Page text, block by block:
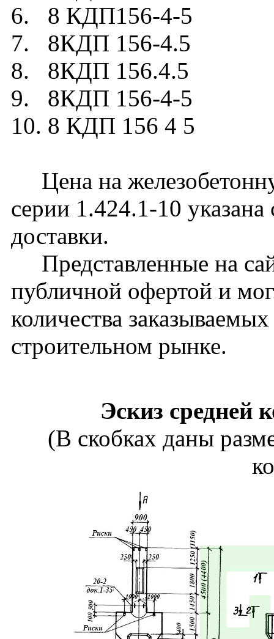
6. 8 КДП156-4-5
7. 8КДП 156-4.5
8. 8КДП 156.4.5
9. 8КДП 156-4-5
10. 8 КДП 156 4 5
Цена на
серии 1.424.1-10
доставки.
Представленные на
публичной офертой и
количества
строительном рынке.
Эскиз средней
(В скобках даны